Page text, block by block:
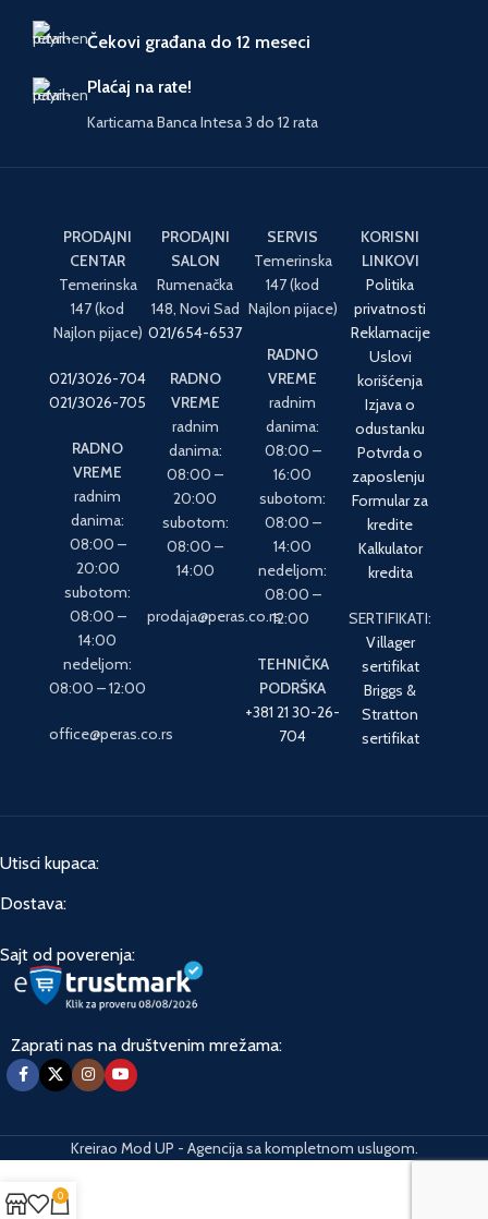
Čekovi građana do 12 meseci
Plaćaj na rate!
Karticama Banca Intesa 3 do 12 rata
PRODAJNI
CENTAR
Temerinska
147 (kod
Najlon pijace)
021/3026-704
021/3026-705
RADNO
VREME
radnim
danima:
08:00 –
20:00
subotom:
08:00 –
14:00
nedeljom:
08:00 – 12:00
office@peras.co.rs
PRODAJNI
SALON
Rumenačka
148, Novi Sad
021/654-6537
RADNO
VREME
radnim
danima:
08:00 –
20:00
subotom:
08:00 –
14:00
prodaja@peras.co.rs
SERVIS
Temerinska
147 (kod
Najlon pijace)
RADNO
VREME
radnim
danima:
08:00 –
16:00
subotom:
08:00 –
14:00
nedeljom:
08:00 –
12:00
TEHNIČKA
PODRŠKA
+381 21 30-26-
704
KORISNI
LINKOVI
Politika
privatnosti
Reklamacije
Uslovi
korišćenja
Izjava o
odustanku
Potvrda o
zaposlenju
Formular za
kredite
Kalkulator
kredita
SERTIFIKATI:
Villager
sertifikat
Briggs &
Stratton
sertifikat
Utisci kupaca:
Dostava:
Sajt od poverenja:
Zaprati nas na društvenim mrežama:
Kreirao Mod UP - Agencija sa kompletnom uslugom.
0